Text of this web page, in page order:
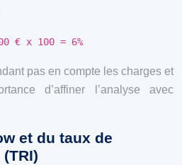
€ x 100 = 6%
pas en compte les charges et
d’affiner l’analyse avec
et du taux de